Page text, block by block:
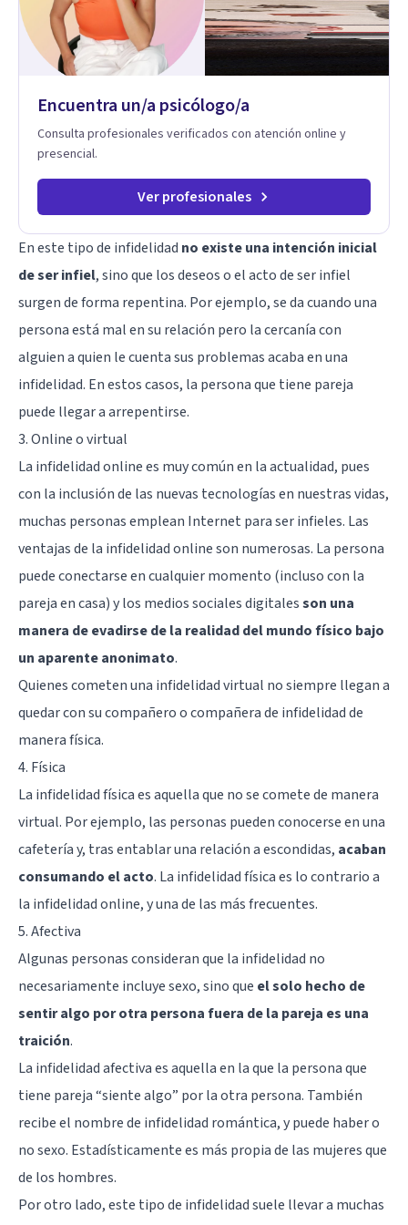
dificultades en el deseo, intimidad, orientación o identidad.
Busco que el espacio terapéutico sea un lugar donde puedas
hablar de estos temas sin juicios, con respeto y libertad.
Trabajo con objetivos claros y realistas, sin fórmulas rígidas:
sobre tu vida diaria.
Encuentra un/a psicólogo/a
Consulta profesionales verificados con atención online y
presencial.
Ver profesionales
En este tipo de infidelidad no existe una intención inicial
de ser infiel, sino que los deseos o el acto de ser infiel
surgen de forma repentina. Por ejemplo, se da cuando una
persona está mal en su relación pero la cercanía con
alguien a quien le cuenta sus problemas acaba en una
infidelidad. En estos casos, la persona que tiene pareja
puede llegar a arrepentirse.
3. Online o virtual
La infidelidad online es muy común en la actualidad, pues
con la inclusión de las nuevas tecnologías en nuestras vidas,
muchas personas emplean Internet para ser infieles. Las
ventajas de la infidelidad online son numerosas. La persona
puede conectarse en cualquier momento (incluso con la
pareja en casa) y los medios sociales digitalesson una
manera de evadirse de la realidad del mundo físico bajo
un aparente anonimato.
Quienes cometen una infidelidad virtual no siempre llegan a
quedar con su compañero o compañera de infidelidad de
manera física.
4. Física
La infidelidad física es aquella que no se comete de manera
virtual. Por ejemplo, las personas pueden conocerse en una
cafetería y, tras entablar una relación a escondidas, acaban
consumando el acto. La infidelidad física es lo contrario a
la infidelidad online, y una de las más frecuentes.
5. Afectiva
Algunas personas consideran que la infidelidad no
necesariamente incluye sexo, sino que el solo hecho de
sentir algo por otra persona fuera de la pareja es una
traición.
La infidelidad afectiva es aquella en la que la persona que
tiene pareja “siente algo” por la otra persona. También
recibe el nombre de infidelidad romántica, y puede haber o
no sexo. Estadísticamente es más propia de las mujeres que
de los hombres.
Por otro lado, este tipo de infidelidad suele llevar a muchas